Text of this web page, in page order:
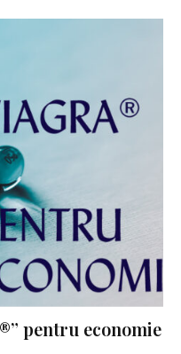
pentru economie